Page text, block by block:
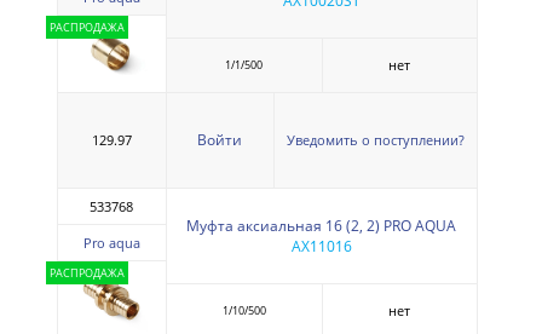
РАСПРОДАЖА
1/1/500 нет
129.97 Войти Уведомить о поступлении?
РАСПРОДАЖА
533768
Pro aqua
Муфта аксиальная 16 (2, 2) PRO AQUA
AX11016
1/10/500 нет